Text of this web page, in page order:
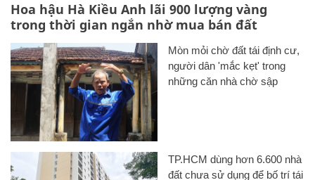
Hoa hậu Hà Kiều Anh lãi 900 lượng vàng
trong thời gian ngắn nhờ mua bán đất
Mòn mỏi chờ đất tái định cư,
người dân 'mắc kẹt' trong
những căn nhà chờ sập
TP.HCM dùng hơn 6.600 nhà
đất chưa sử dụng để bố trí tái